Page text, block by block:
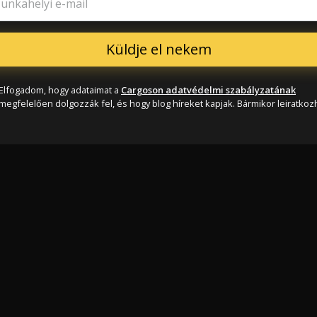
e-mail
hogy adataimat a Cargoson adatvédelmi szabályzatának
dolgozzák fel, és hogy blog híreket kapjak. Bármikor